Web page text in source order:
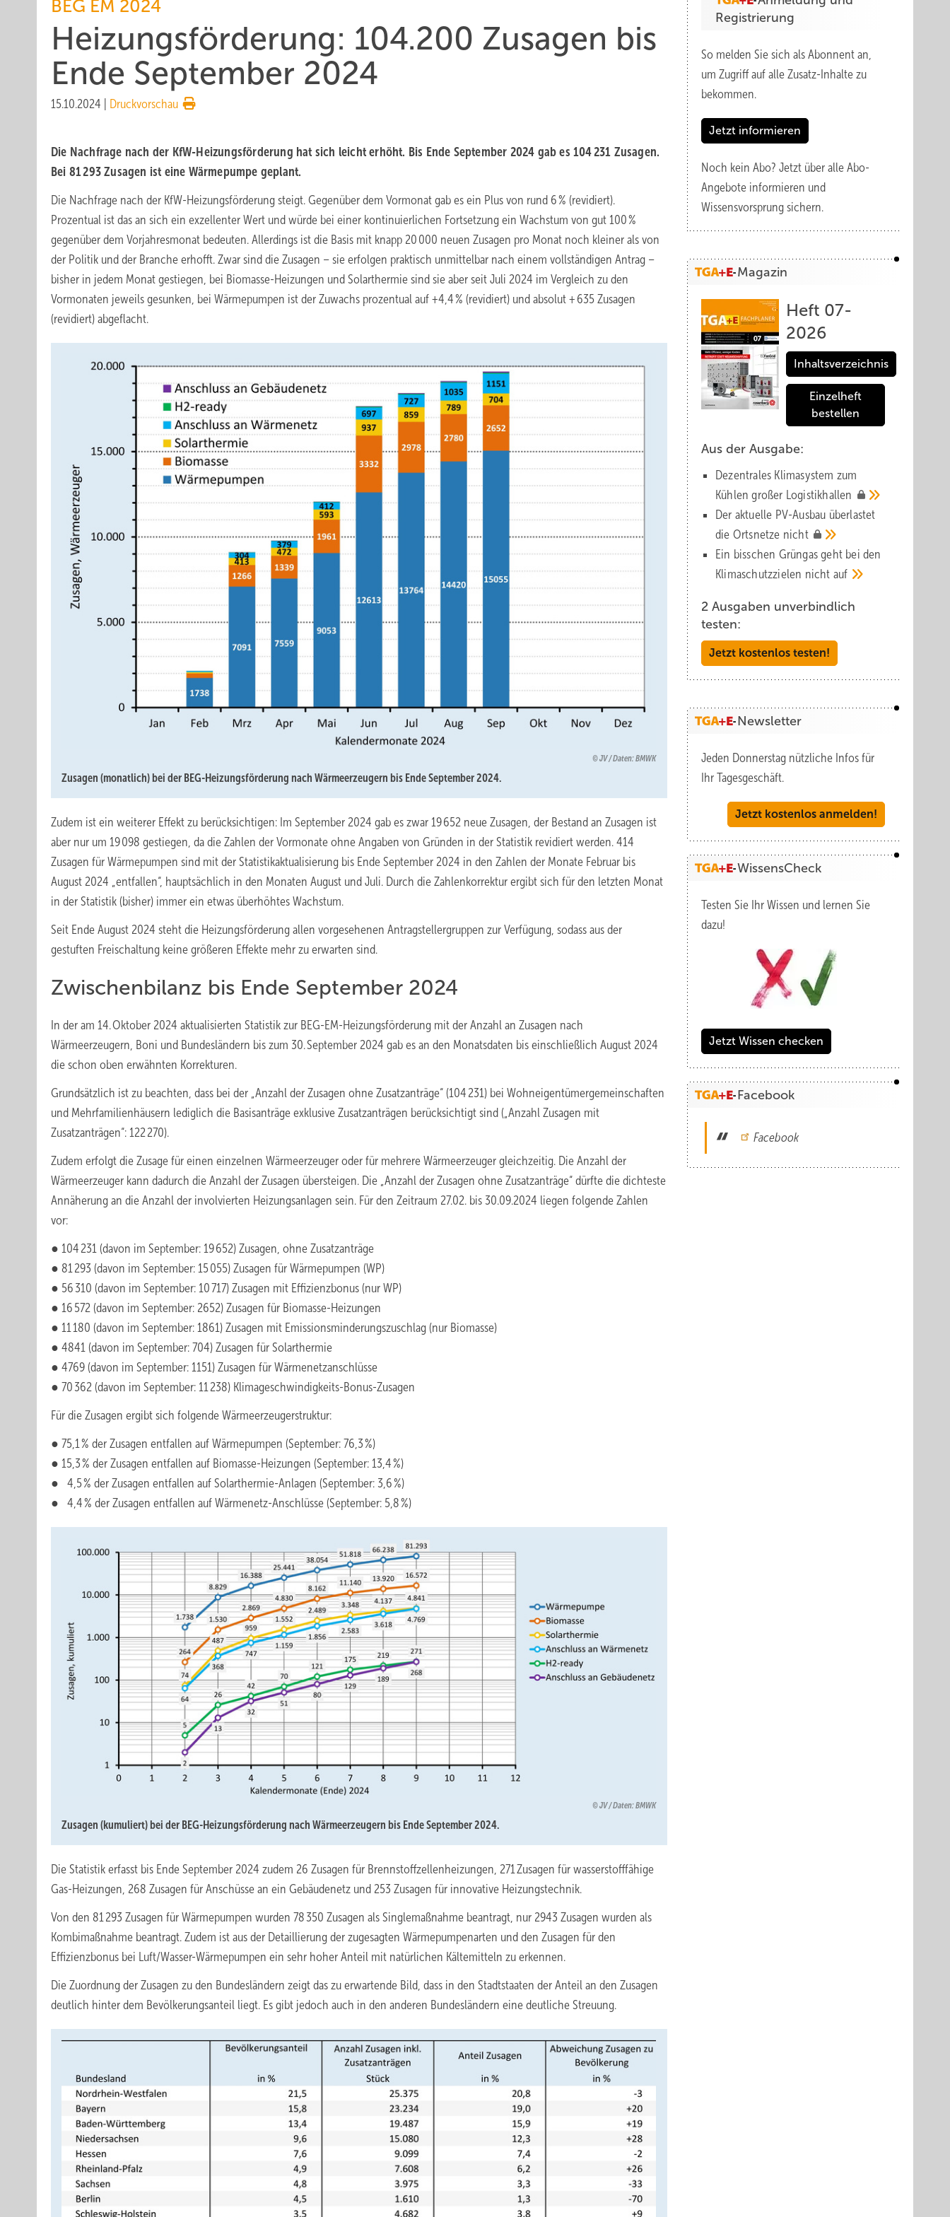
BEG EM 2024
Heizungsförderung: 104.200 Zu­sa­gen bis
Ende September 2024
15.10.2024 Druckvorschau
Die Nachfrage nach der KfW-Heizungs­för­de­rung hat sich leicht erhöht. Bis Ende September 2024 gab es 104 231 Zu­sa­gen.
Bei 81 293 Zu­sa­gen ist eine Wärme­pum­pe geplant.
Die Nachfrage nach der KfW-Heizungsförderung steigt. Gegenüber dem Vormonat gab es ein Plus von rund 6 % (revidiert).
Prozentual ist das an sich ein exzellenter Wert und würde bei einer kontinuierlichen Fortsetzung ein Wachstum von gut 100 %
gegenüber dem Vorjahresmonat bedeuten. Allerdings ist die Basis mit knapp 20 000 neuen Zusagen pro Monat noch kleiner als von
der Politik und der Branche erhofft. Zwar sind die Zusagen – sie erfolgen praktisch unmittelbar nach einem vollständigen Antrag –
bisher in jedem Monat gestiegen, bei Biomasse-Heizungen und Solarthermie sind sie aber seit Juli 2024 im Vergleich zu den
Vormonaten jeweils gesunken, bei Wärmepumpen ist der Zuwachs prozentual auf +4,4 % (revidiert) und absolut + 635 Zusagen
(revidiert) abgeflacht.
JV / Daten: BMWK
Zusagen (monatlich) bei der BEG-Heizungsförderung nach Wärmeerzeugern bis Ende September 2024.
Zudem ist ein weiterer Effekt zu berücksichtigen: Im September 2024 gab es zwar 19 652 neue Zusagen, der Bestand an Zusagen ist
aber nur um 19 098 gestiegen, da die Zahlen der Vormonate ohne Angaben von Gründen in der Statistik revidiert werden. 414
Zusagen für Wärmepumpen sind mit der Statistikaktualisierung bis Ende September 2024 in den Zahlen der Monate Februar bis
August 2024 „entfallen“, hauptsächlich in den Monaten August und Juli. Durch die Zahlenkorrektur ergibt sich für den letzten Monat
in der Statistik (bisher) immer ein etwas überhöhtes Wachstum.
Seit Ende August 2024 steht die Heizungsförderung allen vorgesehenen Antragstellergruppen zur Verfügung, sodass aus der
gestuften Freischaltung keine größeren Effekte mehr zu erwarten sind.
Zwischenbilanz bis Ende September 2024
In der am 14. Oktober 2024 aktualisierten Statistik zur BEG-EM-Heizungsförderung mit der Anzahl an Zusagen nach
Wärmeerzeugern, Boni und Bundesländern bis zum 30. September 2024 gab es an den Monatsdaten bis einschließlich August 2024
die schon oben erwähnten Korrekturen.
Grundsätzlich ist zu beachten, dass bei der „Anzahl der Zusagen ohne Zusatzanträge“ (104 231) bei Wohneigentümergemeinschaften
und Mehrfamilienhäusern lediglich die Basisanträge exklusive Zusatzanträgen berücksichtigt sind („Anzahl Zusagen mit
Zusatzanträgen“: 122 270).
Zudem erfolgt die Zusage für einen einzelnen Wärmeerzeuger oder für mehrere Wärmeerzeuger gleichzeitig. Die Anzahl der
Wärmeerzeuger kann dadurch die Anzahl der Zusagen übersteigen. Die „Anzahl der Zusagen ohne Zusatzanträge“ dürfte die dichteste
Annäherung an die Anzahl der involvierten Heizungsanlagen sein. Für den Zeitraum 27.02. bis 30.09.2024 liegen folgende Zahlen
vor:
● 104 231 (davon im September: 19 652) Zusagen, ohne Zusatzanträge
● 81 293 (davon im September: 15 055) Zusagen für Wärmepumpen (WP)
● 56 310 (davon im September: 10 717) Zusagen mit Effizienzbonus (nur WP)
● 16 572 (davon im September: 2652) Zusagen für Biomasse-Heizungen
● 11 180 (davon im September: 1861) Zusagen mit Emissionsminderungszuschlag (nur Biomasse)
● 4841 (davon im September: 704) Zusagen für Solarthermie
● 4769 (davon im September: 1151) Zusagen für Wärmenetzanschlüsse
● 70 362 (davon im September: 11 238) Klimageschwindigkeits-Bonus-Zusagen
Für die Zusagen ergibt sich folgende Wärmeerzeugerstruktur:
● 75,1 % der Zusagen entfallen auf Wärmepumpen (September: 76,3 %)
● 15,3 % der Zusagen entfallen auf Biomasse-Heizungen (September: 13,4 %)
● 4,5 % der Zusagen entfallen auf Solarthermie-Anlagen (September: 3,6 %)
● 4,4 % der Zusagen entfallen auf Wärmenetz-Anschlüsse (September: 5,8 %)
JV / Daten: BMWK
Zusagen (kumuliert) bei der BEG-Heizungsförderung nach Wärmeerzeugern bis Ende September 2024.
Die Statistik erfasst bis Ende September 2024 zudem 26 Zusagen für Brennstoffzellenheizungen, 271 Zusagen für wasserstofffähige
Gas-Heizungen, 268 Zusagen für Anschüsse an ein Gebäudenetz und 253 Zusagen für innovative Heizungstechnik.
Von den 81 293 Zusagen für Wärmepumpen wurden 78 350 Zusagen als Singlemaßnahme beantragt, nur 2943 Zusagen wurden als
Kombimaßnahme beantragt. Zudem ist aus der Detaillierung der zugesagten Wärmepumpenarten und den Zusagen für den
Effizienzbonus bei Luft/Wasser-Wärmepumpen ein sehr hoher Anteil mit natürlichen Kältemitteln zu erkennen.
Die Zuordnung der Zusagen zu den Bundesländern zeigt das zu erwartende Bild, dass in den Stadtstaaten der Anteil an den Zusagen
deutlich hinter dem Bevölkerungsanteil liegt. Es gibt jedoch auch in den anderen Bundesländern eine deutliche Streuung.
Registrierung
So melden Sie sich als Abonnent an,
um Zugriff auf alle Zusatz-Inhalte zu
bekommen.
Jetzt informieren
Noch kein Abo? Jetzt über alle Abo-
Angebote informieren und
Wissensvorsprung sichern.
Magazin
Heft 07-
2026
Inhaltsverzeichnis
Einzelheft
bestellen
Aus der Ausgabe:
Dezentrales Klimasystem zum
Kühlen großer Logistik­hallen
Der aktuelle PV-Ausbau über­lastet
die Orts­netze nicht
Ein bisschen Grüngas geht bei den
Klima­schutz­zielen nicht auf
2 Ausgaben unverbindlich
testen:
Jetzt kostenlos testen!
Newsletter
Jeden Donnerstag nützliche Infos für
Ihr Tagesgeschäft.
Jetzt kostenlos anmelden!
WissensCheck
Testen Sie Ihr Wissen und lernen Sie
dazu!
Jetzt Wissen checken
Facebook
Facebook